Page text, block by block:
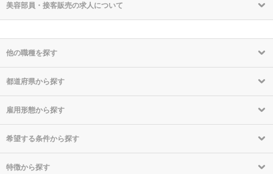
美容部員・接客販売の求人について
他の職種を探す
都道府県から探す
雇用形態から探す
希望する条件から探す
特徴から探す